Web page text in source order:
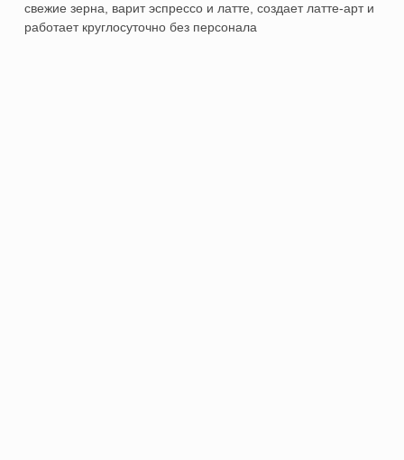
свежие зерна, варит эспрессо и латте, создает латте-арт и
работает круглосуточно без персонала